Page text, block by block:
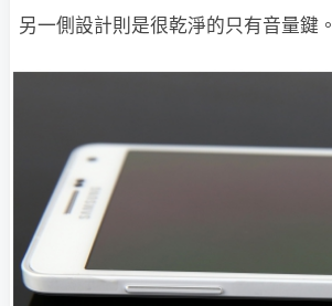
另一側設計則是很乾淨的只有音量鍵。